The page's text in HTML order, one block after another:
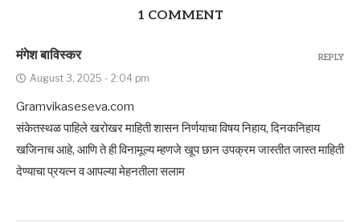
1 COMMENT
मंगेश बाविस्कर
August 3, 2025 - 2:04 pm
Gramvikaseseva.com
संकेतस्थळ पाहिले खरोखर माहिती शासन निर्णयाचा विषय निहाय, दिनकनिहाय
खजिनाच आहे, आणि ते ही विनामूल्य म्हणजे खूप छान उपक्रम जास्तीत जास्त माहिती
देण्याचा प्रयत्न व आपल्या मेहनतीला सलाम
REPLY